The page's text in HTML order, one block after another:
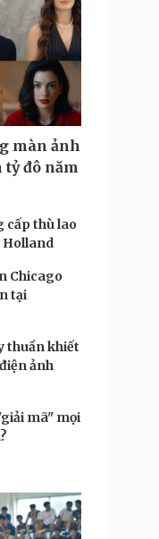
màn ảnh
tỷ đô năm
cấp thù lao
Holland
Chicago
tại
thuần khiết
ảnh
mã" mọi